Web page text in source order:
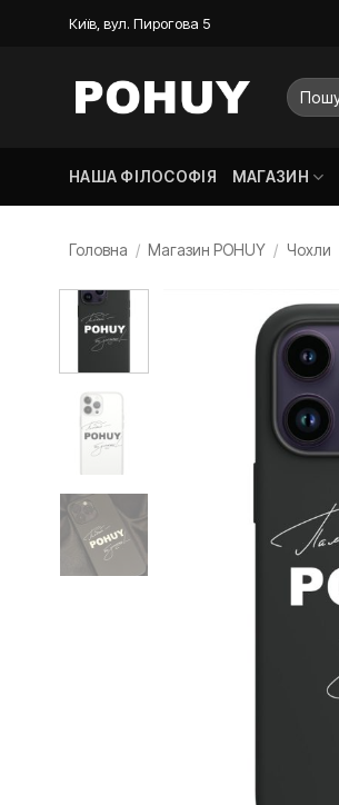
ПропуститиКиїв, вул. Пирогова 5
Шукати:
НАША ФІЛОСОФІЯ МАГАЗИН
Головна / Магазин POHUY / Чохли